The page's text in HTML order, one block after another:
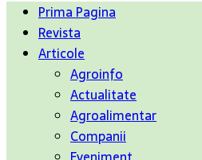
Prima Pagina
Revista
Articole
Agroinfo
Actualitate
Agroalimentar
Companii